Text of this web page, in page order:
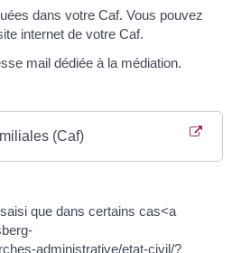
dans votre Caf. Vous pouvez
internet de votre Caf.
mail dédiée à la médiation.
(Caf)
que dans certains cas<a
administrative/etat-civil/?